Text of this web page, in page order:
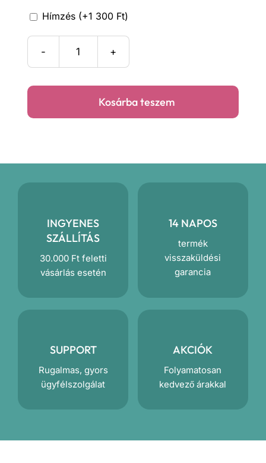
Hímzés (+1 300 Ft)
Napszemcsis
mennyiség
Kosárba teszem
INGYENES
SZÁLLÍTÁS
30.000 Ft feletti
vásárlás esetén
14 NAPOS
termék
visszaküldési
garancia
SUPPORT
Rugalmas, gyors
ügyfélszolgálat
AKCIÓK
Folyamatosan
kedvező árakkal